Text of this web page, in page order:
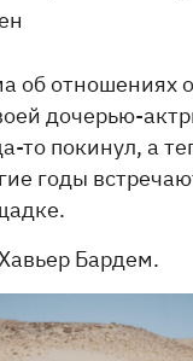
об отношениях
дочерью-
то покинул, а
годы
Бардем.